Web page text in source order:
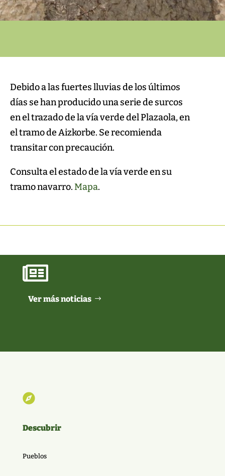
Debido a las fuertes lluvias de los últimos
días se han producido una serie de surcos
en el trazado de la vía verde del Plazaola, en
el tramo de Aizkorbe. Se recomienda
transitar con precaución.
Consulta el estado de la vía verde en su
tramo navarro.Mapa.

Ver más noticias

Descubrir
Pueblos